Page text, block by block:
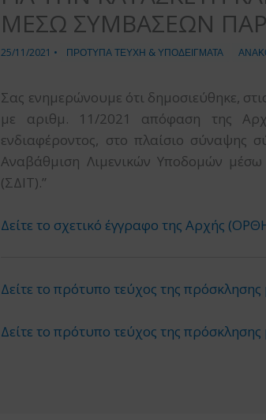
ΜΕΣΩ ΣΥΜΒΑΣΕΩΝ
25/11/2021 • ΠΡΟΤΥΠΑ ΤΕΥΧΗ & ΥΠΟΔΕΙΓΜΑΤΑ
Σας ενημερώνουμε ότι δημοσιεύθηκε,
με αριθμ. 11/2021 απόφαση της
ενδιαφέροντος, στο πλαίσιο σύναψης
Αναβάθμιση Λιμενικών Υποδομών
(ΣΔΙΤ).”
Δείτε το σχετικό έγγραφο της Αρχής
Δείτε το πρότυπο τεύχος της
Δείτε το πρότυπο τεύχος της